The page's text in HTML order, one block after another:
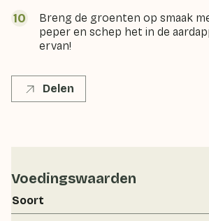
Breng de groenten op smaak
peper en schep het in de
ervan!
Delen
Voedingswaarden
Soort